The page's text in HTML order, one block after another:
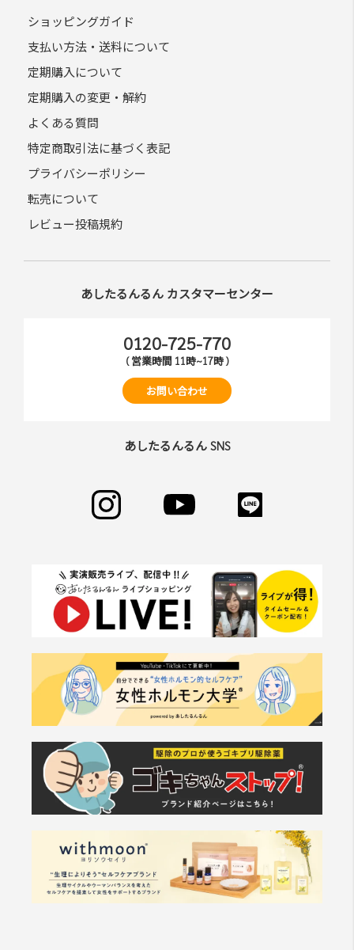
ショッピングガイド
支払い方法・送料について
定期購入について
定期購入の変更・解約
よくある質問
特定商取引法に基づく表記
プライバシーポリシー
転売について
レビュー投稿規約
あしたるんるん カスタマーセンター
0120-725-770
( 営業時間 11時~17時 )
お問い合わせ
あしたるんるん SNS